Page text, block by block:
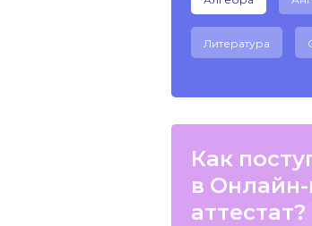
Литература
Как
в
аттестат?